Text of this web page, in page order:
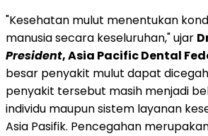
"Kesehatan mulut menentukan
manusia secara keseluruhan," ujar
President, Asia Pacific Dental
besar penyakit mulut dapat
penyakit tersebut masih menjadi
individu maupun sistem layanan
Asia Pasifik. Pencegahan